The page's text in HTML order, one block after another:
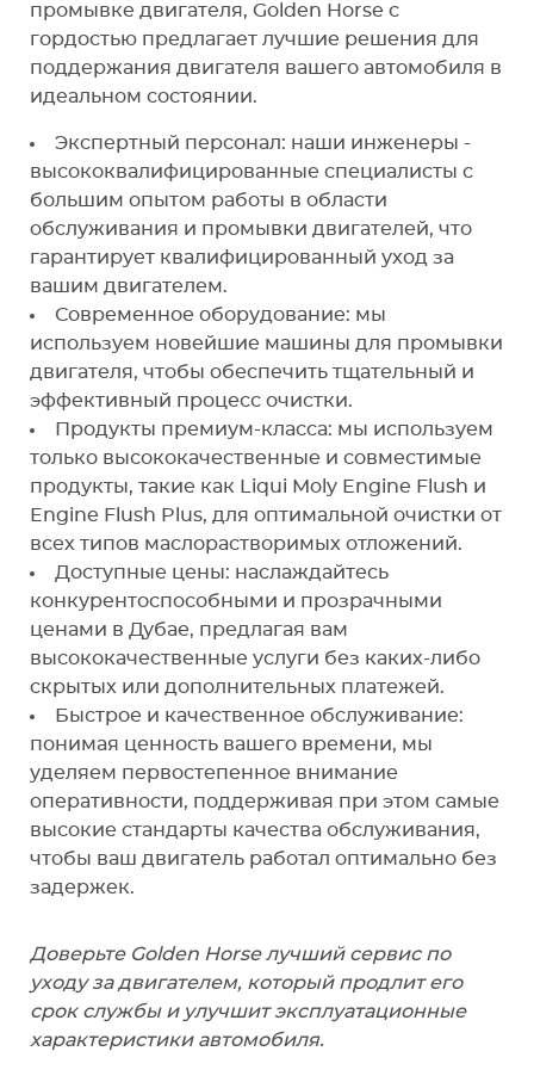
промывке двигателя, Golden Horse с
гордостью предлагает лучшие решения для
поддержания двигателя вашего автомобиля в
идеальном состоянии.
Экспертный персонал: наши инженеры -
высококвалифицированные специалисты с
большим опытом работы в области
обслуживания и промывки двигателей, что
гарантирует квалифицированный уход за
вашим двигателем.
Современное оборудование: мы
используем новейшие машины для промывки
двигателя, чтобы обеспечить тщательный и
эффективный процесс очистки.
Продукты премиум-класса: мы используем
только высококачественные и совместимые
продукты, такие как Liqui Moly Engine Flush и
Engine Flush Plus, для оптимальной очистки от
всех типов маслорастворимых отложений.
Доступные цены: наслаждайтесь
конкурентоспособными и прозрачными
ценами в Дубае, предлагая вам
высококачественные услуги без каких-либо
скрытых или дополнительных платежей.
Быстрое и качественное обслуживание:
понимая ценность вашего времени, мы
уделяем первостепенное внимание
оперативности, поддерживая при этом самые
высокие стандарты качества обслуживания,
чтобы ваш двигатель работал оптимально без
задержек.
Доверьте Golden Horse лучший сервис по
уходу за двигателем, который продлит его
срок службы и улучшит эксплуатационные
характеристики автомобиля.